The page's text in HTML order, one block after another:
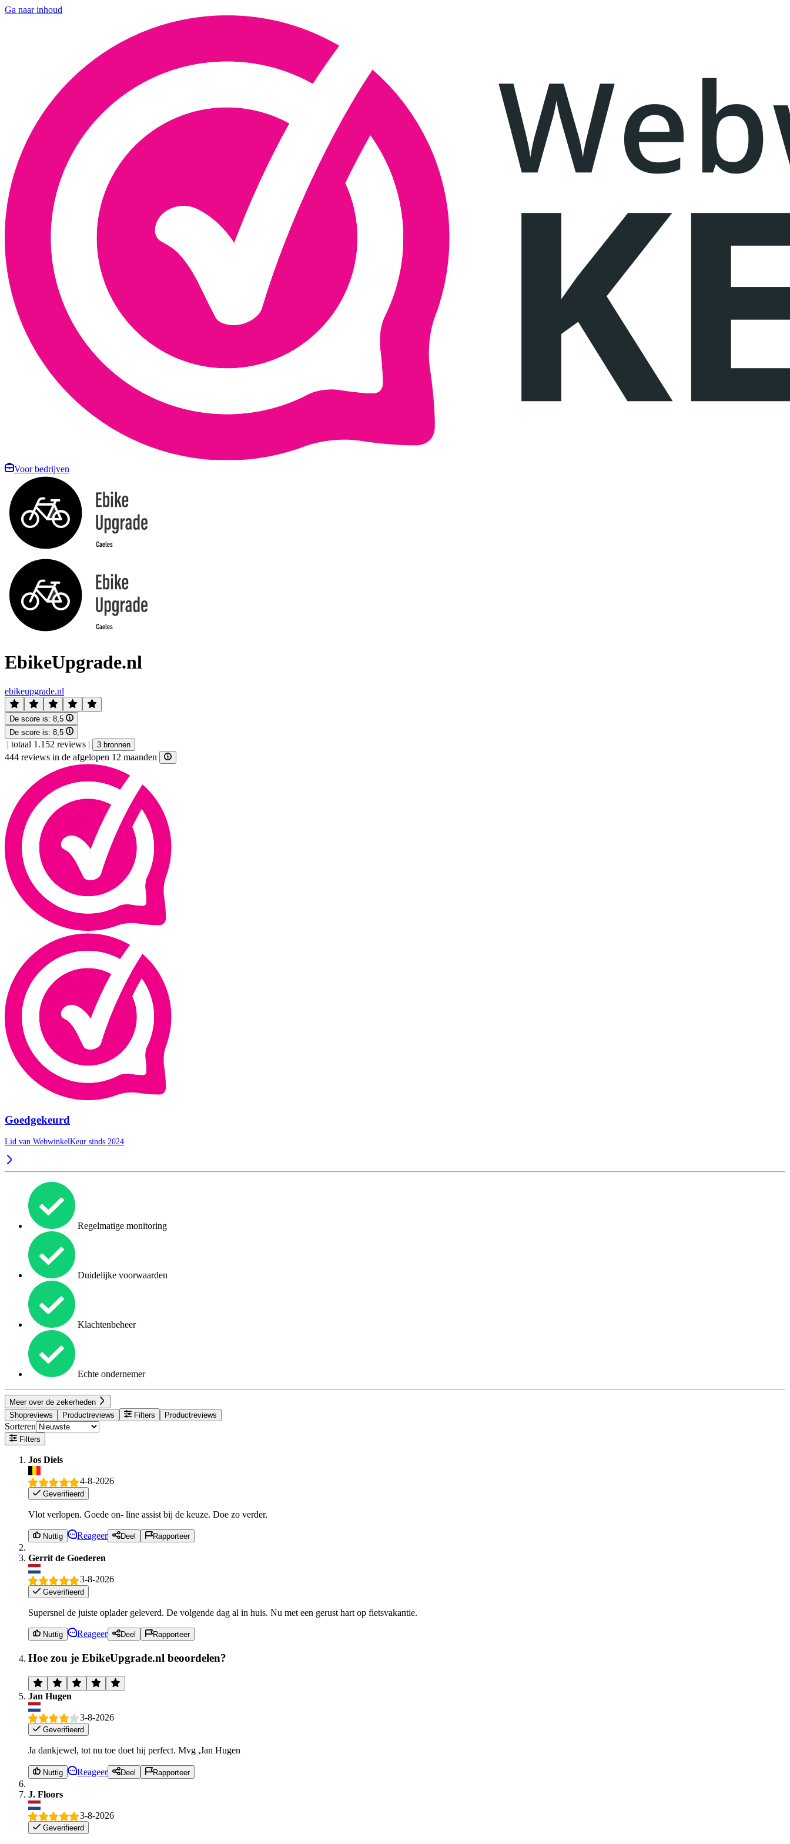
Ga naar inhoud
Voor bedrijven
EbikeUpgrade.nl
ebikeupgrade.nl
De score is: 8,5
De score is: 8,5
| totaal 1.152 reviews | 3 bronnen
444 reviews in de afgelopen 12 maanden
Goedgekeurd
Lid van WebwinkelKeur sinds 2024
Regelmatige monitoring
Duidelijke voorwaarden
Klachtenbeheer
Echte ondernemer
Meer over de zekerheden
Shopreviews
Productreviews Filters Productreviews
Sorteren
Filters
Jos Diels
4-8-2026
Geverifieerd
Vlot verlopen. Goede on- line assist bij de keuze. Doe zo verder.
Nuttig Reageer Deel Rapporteer
Gerrit de Goederen
3-8-2026
Geverifieerd
Supersnel de juiste oplader geleverd. De volgende dag al in huis. Nu met een gerust hart op fietsvakantie.
Nuttig Reageer Deel Rapporteer
Hoe zou je EbikeUpgrade.nl beoordelen?
Jan Hugen
3-8-2026
Geverifieerd
Ja dankjewel, tot nu toe doet hij perfect. Mvg ,Jan Hugen
Nuttig Reageer Deel Rapporteer
J. Floors
3-8-2026
Geverifieerd